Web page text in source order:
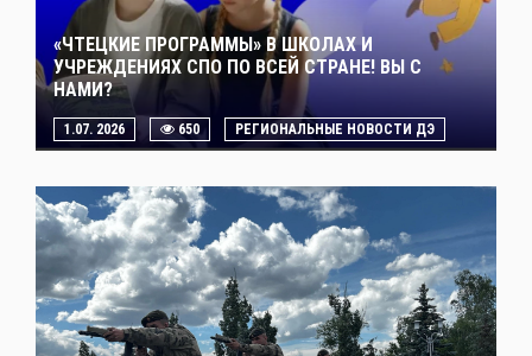
«ЧТЕЦКИЕ ПРОГРАММЫ» В ШКОЛАХ И
УЧРЕЖДЕНИЯХ СПО ПО ВСЕЙ СТРАНЕ! ВЫ С
НАМИ?
1.07. 2026 650 РЕГИОНАЛЬНЫЕ НОВОСТИ ДЭ